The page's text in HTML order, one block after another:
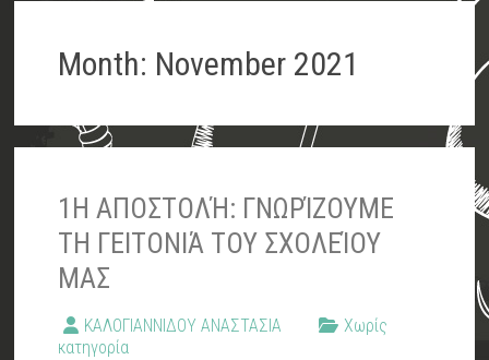
Month: November 2021
1Η ΑΠΟΣΤΟΛΉ: ΓΝΩΡΊΖΟΥΜΕ
ΤΗ ΓΕΙΤΟΝΙΆ ΤΟΥ ΣΧΟΛΕΊΟΥ
ΜΑΣ
ΚΑΛΟΓΙΑΝΝΙΔΟΥ ΑΝΑΣΤΑΣΙΑ
Χωρίς
κατηγορία